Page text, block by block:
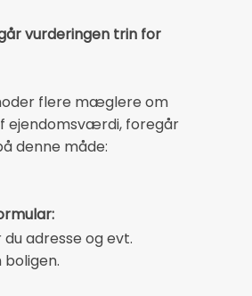
vurderingen trin for
flere mæglere om
ejendomsværdi, foregår
denne måde:
du adresse og evt.